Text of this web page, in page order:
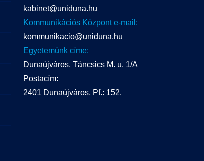
kabinet@uniduna.hu
Kommunikációs Központ e-mail:
kommunikacio@uniduna.hu
Egyetemünk címe:
Dunaújváros, Táncsics M. u. 1/A
Postacím:
2401 Dunaújváros, Pf.: 152.